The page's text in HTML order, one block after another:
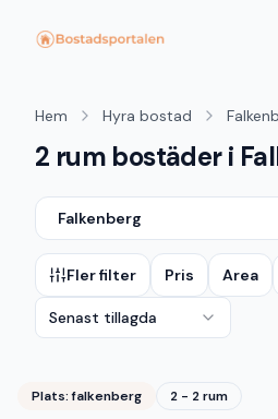
Hem Hyra bostad
2 rum bostäder i
Falkenberg
Fler filter Pris Area
Senast tillagda
Plats:falkenberg 2 - 2 rum